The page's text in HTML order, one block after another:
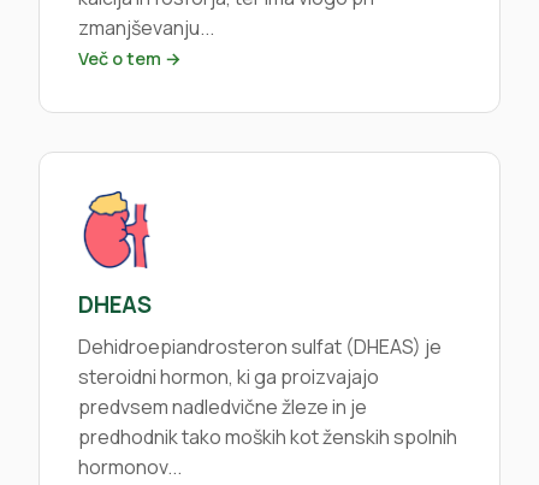
zmanjševanju...
Več o tem →
DHEAS
Dehidroepiandrosteron sulfat (DHEAS) je
steroidni hormon, ki ga proizvajajo
predvsem nadledvične žleze in je
predhodnik tako moških kot ženskih spolnih
hormonov...